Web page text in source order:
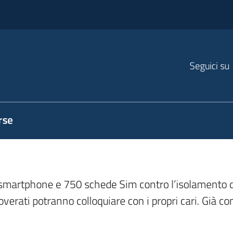
Seguici su
e 750 schede Sim contro l’isolamento
potranno colloquiare con i propri cari. Già